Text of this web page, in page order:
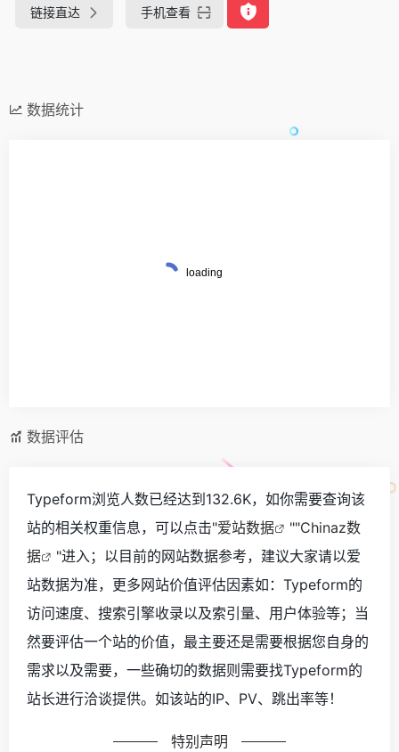
链接直达 手机查看
数据统计
数据评估
Typeform浏览人数已经达到132.6K，如你需要查询该
站的相关权重信息，可以点击"爱站数据 ""Chinaz数
据
"进入；以目前的网站数据参考，建议大家请以爱
站数据为准，更多网站价值评估因素如：Typeform的
访问速度、搜索引擎收录以及索引量、用户体验等；当
然要评估一个站的价值，最主要还是需要根据您自身的
需求以及需要，一些确切的数据则需要找Typeform的
站长进行洽谈提供。如该站的IP、PV、跳出率等！
特别声明